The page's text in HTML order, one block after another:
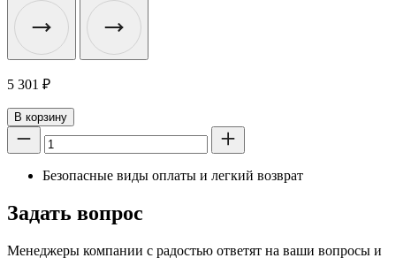
5 301 ₽
В корзину
Безопасные виды оплаты и легкий возврат
Задать вопрос
Менеджеры компании с радостью ответят на ваши вопросы и